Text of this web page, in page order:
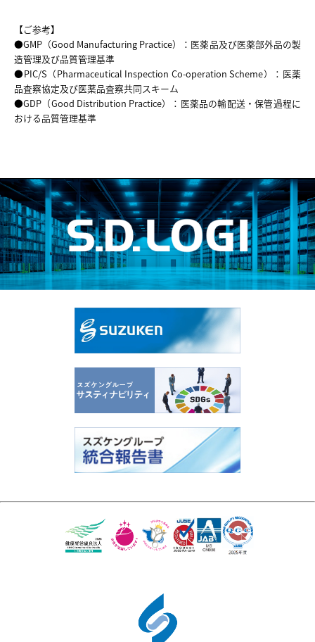
【ご参考】
●GMP（Good Manufacturing Practice）：医薬品及び医薬部外品の製
造管理及び品質管理基準
●PIC/S（Pharmaceutical Inspection Co-operation Scheme）：医薬
品査察協定及び医薬品査察共同スキーム
●GDP（Good Distribution Practice）：医薬品の輸配送・保管過程に
おける品質管理基準